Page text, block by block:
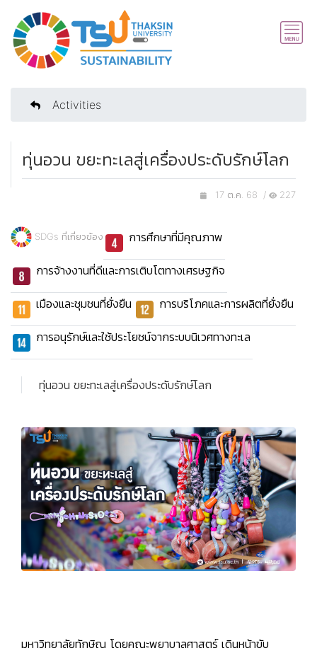
Activities
ทุ่นอวน ขยะทะเลสู่เครื่องประดับรักษ์โลก
17 ต.ค. 68 / 227
SDGs ที่เกี่ยวข้อง การศึกษาที่มีคุณภาพ
การจ้างงานที่ดีและการเติบโตทางเศรษฐกิจ
เมืองและชุมชนที่ยั่งยืน การบริโภคและการผลิตที่ยั่งยืน
การอนุรักษ์และใช้ประโยชน์จากระบบนิเวศทางทะเล
ทุ่นอวน ขยะทะเลสู่เครื่องประดับรักษ์โลก
มหาวิทยาลัยทักษิณ โดยคณะพยาบาลศาสตร์ เดินหน้าขับ